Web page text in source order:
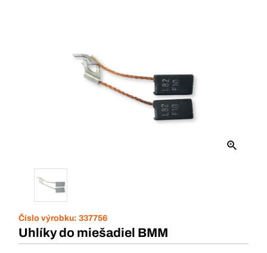
Číslo výrobku: 337756
Uhlíky do miešadiel BMM